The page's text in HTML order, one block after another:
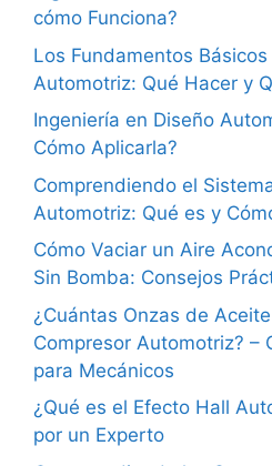
cómo Funciona?
Los Fundamentos
Automotriz: Qué Hacer y
Ingeniería en Diseño
Cómo Aplicarla?
Comprendiendo el
Automotriz: Qué es y
Cómo Vaciar un Aire
Sin Bomba: Consejos
¿Cuántas Onzas de
Compresor Automotriz? –
para Mecánicos
¿Qué es el Efecto Hall
por un Experto